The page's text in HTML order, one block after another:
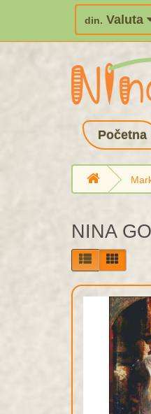
din. Valuta
Početna
NINA